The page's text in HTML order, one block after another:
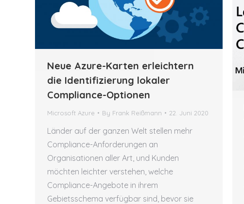
Neue Azure-Karten erleichtern
die Identifizierung lokaler
Compliance-Optionen
Microsoft Azure By Frank Reißmann 22. Juni 2020
Länder auf der ganzen Welt stellen mehr
Compliance-Anforderungen an
Organisationen aller Art, und Kunden
möchten leichter verstehen, welche
Compliance-Angebote in ihrem
Gebietsschema verfügbar sind, bevor sie